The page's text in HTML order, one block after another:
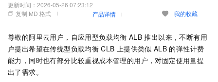
更新时间： 2026-05-26 07:23:12
复制 MD 格式
产品详情 我的收藏
尊敬的阿里云用户，自应用型负载均衡 ALB 推出以来，不断有用
户提出希望在传统型负载均衡 CLB 上提供类似 ALB 的弹性计费
能力 ，同时也有部分比较重视成本管理的用户，对固定使用量提
出了需求。